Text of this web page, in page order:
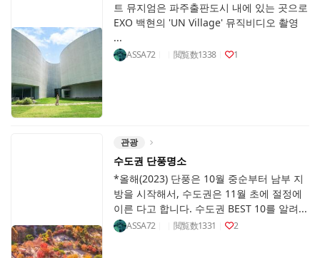
트 뮤지엄은 파주출판도시 내에 있는 곳으로
EXO 백현의 'UN Village' 뮤직비디오 촬영
...
ASSA72 閲覧数1338 1
관광
수도권 단풍명소
*올해(2023) 단풍은 10월 중순부터 남부 지
방을 시작해서, 수도권은 11월 초에 절정에
이른 다고 합니다. 수도권 BEST 10를 알려...
ASSA72 閲覧数1331 2